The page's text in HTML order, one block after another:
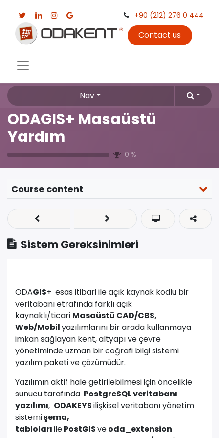
+90 (212) 276 0 444
Contact us
Nav
ODAGIS+ Masaüstü
Yardım
0 %
Course content
Sistem Gereksinimleri
ODAGIS+ esas itibari ile açık kaynak kodlu bir
veritabanı etrafında farklı açık
kaynaklı/ticari Masaüstü CAD/CBS,
Web/Mobilyazılımlarını bir arada kullanmaya
imkan sağlayan kent, altyapı ve çevre
yönetiminde uzman bir coğrafi bilgi sistemi
yazılım paketi ve çözümüdür.
Yazılımın aktif hale getirilebilmesi için öncelikle
sunucu tarafında PostgreSQL veritabanı
yazılımı, ODAKEYSilişkisel veritabanı yönetim
sistemişema,
tablolarıilePostGISveoda_extension